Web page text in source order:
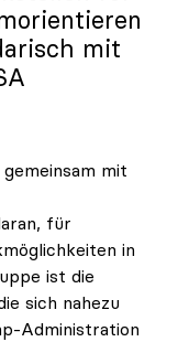
mit
mit
für
in
ist die
sich nahezu
Administration